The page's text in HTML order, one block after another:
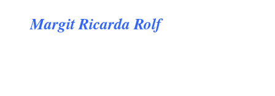
Margit Ricarda Rolf